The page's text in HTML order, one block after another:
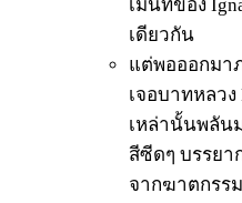
เม้นท์ของ
เดียวกัน
แต่พอออกมา
เจอบาทหลวง
เหล่านั้นพลัน
สีซีดๆ บรรยา
จากฆาตกรร